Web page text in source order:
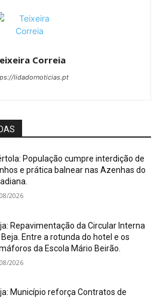
Correia
lidadornoticias.pt
População cumpre interdição de
e prática balnear nas Azenhas do
2026
Repavimentação da Circular Interna
Entre a rotunda do hotel e os
da Escola Mário Beirão.
2026
Município reforça Contratos de